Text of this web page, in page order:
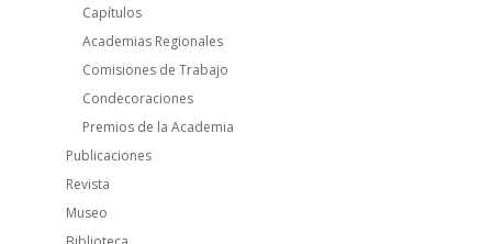
Capítulos
Academias Regionales
Comisiones de Trabajo
Condecoraciones
Premios de la Academia
Publicaciones
Revista
Museo